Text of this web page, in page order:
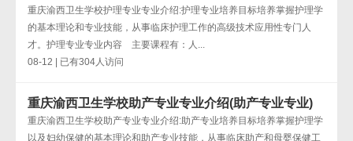
重庆渝西卫生学校护理专业专业介绍:护理专业培养目标培养掌握护理学
的基本理论和专业技能，从事临床护理工作的高级技术应用性专门人
才。护理专业专业内容 主要课程有：人...
08-12 | 已有304人访问
重庆渝西卫生学校助产专业专业介绍(助产专业专业)
重庆渝西卫生学校助产专业专业介绍:助产专业培养目标培养掌握护理学
以及妇幼保健的基本理论和助产专业技能，从事临床助产和母婴保健工